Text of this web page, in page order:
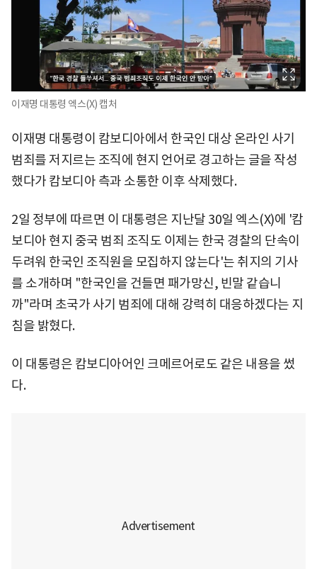
이재명 대통령 엑스(X) 캡처
이재명 대통령이 캄보디아에서 한국인 대상 온라인 사기
범죄를 저지르는 조직에 현지 언어로 경고하는 글을 작성
했다가 캄보디아 측과 소통한 이후 삭제했다.
2일 정부에 따르면 이 대통령은 지난달 30일 엑스(X)에 '캄
보디아 현지 중국 범죄 조직도 이제는 한국 경찰의 단속이
두려워 한국인 조직원을 모집하지 않는다'는 취지의 기사
를 소개하며 "한국인을 건들면 패가망신, 빈말 같습니
까"라며 초국가 사기 범죄에 대해 강력히 대응하겠다는 지
침을 밝혔다.
이 대통령은 캄보디아어인 크메르어로도 같은 내용을 썼
다.